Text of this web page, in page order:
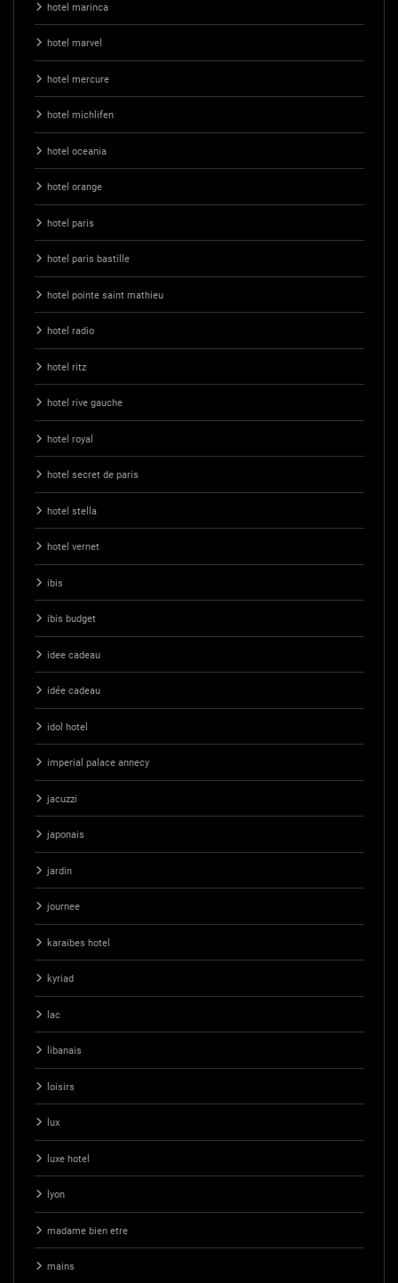
hotel marinca
hotel marvel
hotel mercure
hotel michlifen
hotel oceania
hotel orange
hotel paris
hotel paris bastille
hotel pointe saint mathieu
hotel radio
hotel ritz
hotel rive gauche
hotel royal
hotel secret de paris
hotel stella
hotel vernet
ibis
ibis budget
idee cadeau
idée cadeau
idol hotel
imperial palace annecy
jacuzzi
japonais
jardin
journee
karaibes hotel
kyriad
lac
libanais
loisirs
lux
luxe hotel
lyon
madame bien etre
mains